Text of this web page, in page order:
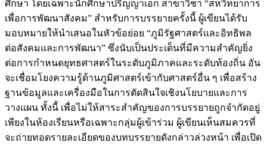
ศึกษา โดยเฉพาะนักศึกษาปริญญาเอก สาขาวิชา “สหวิทยาการ
เพื่อการพัฒนาสังคม” สำหรับการบรรยายครั้งนี้ ผู้เขียนได้รับ
มอบหมายให้นำเสนอในหัวข้อย่อย “ภูมิรัฐศาสตร์และอิทธิพล
ต่อสังคมและการพัฒนา” ซึ่งนับเป็นประเด็นที่มีความสำคัญยิ่ง
ต่อการกำหนดยุทธศาสตร์ในระดับภูมิภาคและระดับท้องถิ่น อัน
จะเชื่อมโยงความรู้ด้านภูมิศาสตร์เข้ากับศาสตร์อื่น ๆ เพื่อสร้าง
ฐานข้อมูลและเครื่องมือในการตัดสินใจเชิงนโยบายและการ
วางแผน ทั้งนี้ เพื่อไม่ให้สาระสำคัญของการบรรยายถูกจำกัดอยู่
เพียงในห้องเรียนหรือเฉพาะกลุ่มผู้เข้าร่วม ผู้เขียนเห็นสมควรที่
จะถ่ายทอดรายละเอียดของบทบรรยายดังกล่าวล่วงหน้า เพื่อเปิด